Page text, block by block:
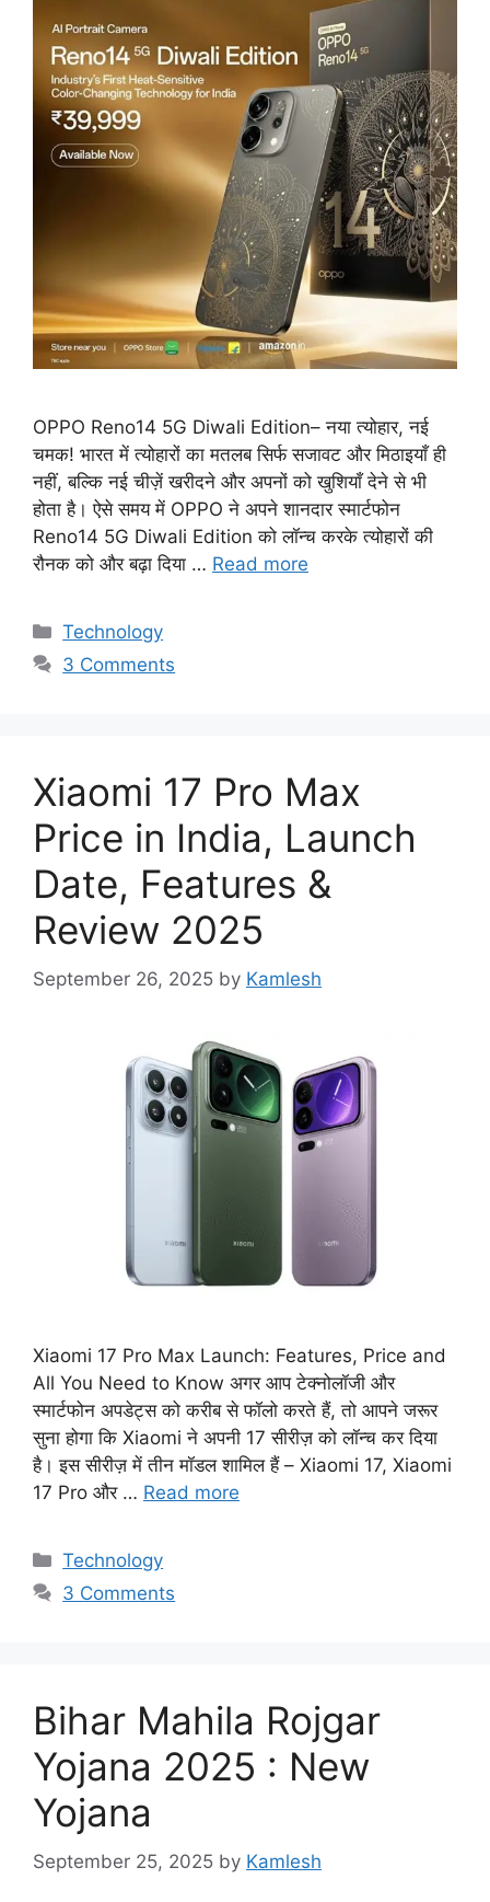
OPPO Reno14 5G Diwali Edition– नया त्योहार, नई
चमक! भारत में त्योहारों का मतलब सिर्फ सजावट और मिठाइयाँ ही
नहीं, बल्कि नई चीज़ें खरीदने और अपनों को खुशियाँ देने से भी
होता है। ऐसे समय में OPPO ने अपने शानदार स्मार्टफोन
Reno14 5G Diwali Edition को लॉन्च करके त्योहारों की
रौनक को और बढ़ा दिया … Read more
Categories
Technology
3 Comments
Xiaomi 17 Pro Max
Price in India, Launch
Date, Features &
Review 2025
September 26, 2025 by Kamlesh
Xiaomi 17 Pro Max Launch: Features, Price and
All You Need to Know अगर आप टेक्नोलॉजी और
स्मार्टफोन अपडेट्स को करीब से फॉलो करते हैं, तो आपने जरूर
सुना होगा कि Xiaomi ने अपनी 17 सीरीज़ को लॉन्च कर दिया
है। इस सीरीज़ में तीन मॉडल शामिल हैं – Xiaomi 17, Xiaomi
17 Pro और … Read more
Categories
Technology
3 Comments
Bihar Mahila Rojgar
Yojana 2025 : New
Yojana
September 25, 2025 by Kamlesh